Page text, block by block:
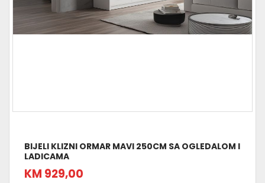
BIJELI KLIZNI ORMAR MAVI 250CM SA OGLEDALOM I
LADICAMA
KM 929,00